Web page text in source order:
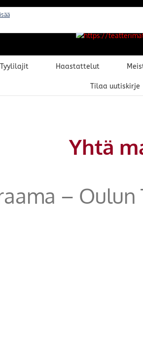
Tyylilajit Haastattelut
Tilaa uutiskirje
Yhtä
–